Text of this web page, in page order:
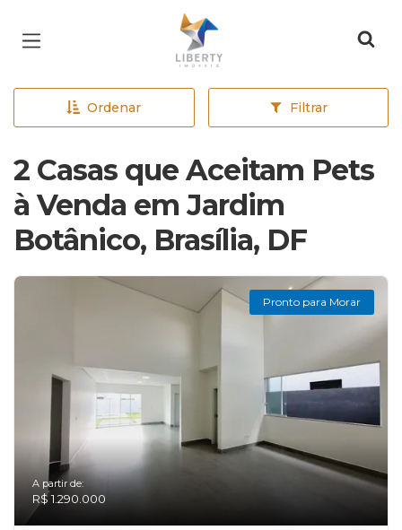
Página inicial
Ordenar Filtrar
2 Casas que Aceitam Pets
à Venda em Jardim
Botânico, Brasília, DF
Pronto para Morar
A partir de:
R$ 1.290.000